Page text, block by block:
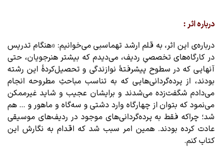
درباره اثر :
درباره‌ی این اثر، به قلم ارشد تهماسبی می‌خوانیم: «هنگام تدریس
در کارگاه‌های تخصصیِ ردیف، می‌دیدم که بیشتر هنرجویان، حتی
آنهایی که در سطوح پیشرفتۀ نوازندگی و تحصیل‌کردۀ این رشته
بودند، از پرده‌گردانی‌هایی که به تناسب مباحثِ مطروحه انجام
می‌دادم شگفت‌زده می‌شدند و برایشان عجیب و شاید غیرممکن
می‌نمود که بتوان از چهارگاه وارد دشتی و سه‌گاه و ماهور و ... هم
شد؛ چراکه فقط به پرده‌گردانی‌های موجود در ردیف‌های موسیقی
عادت کرده بودند. همین امر سبب شد که اقدام به نگارش این
کتاب کنم.